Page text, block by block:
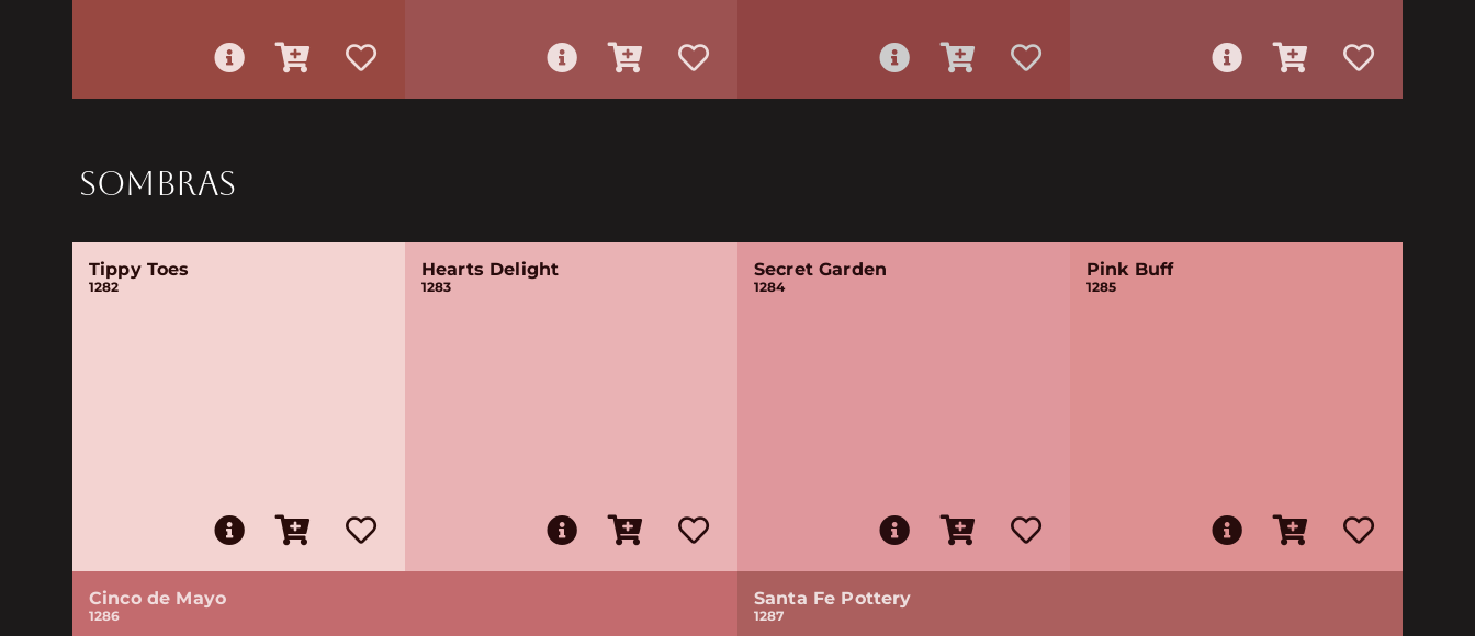
SOMBRAS
Tippy Toes
1282
Hearts Delight
1283
Secret Garden
1284
Pink Buff
1285
Cinco de Mayo
1286
Santa Fe Pottery
1287